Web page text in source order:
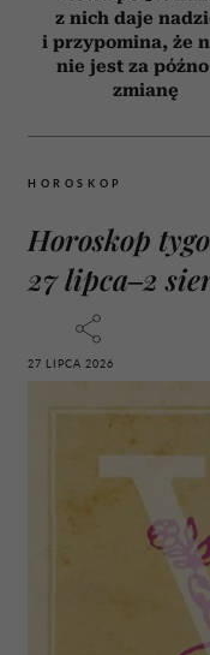
z nich daje
i przypomina, że
nie jest za
zmianę
HOROSKOP
Horoskop
27 lipca–2
27 LIPCA 2026